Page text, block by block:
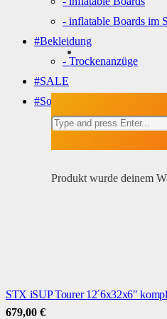
Produkt wurde deinem
- inflatable Boards im
#Bekleidung
- Trockenanzüge
#SALE
#Sonstiges
STX iSUP Tourer 12´6x32x6″
679,00 €